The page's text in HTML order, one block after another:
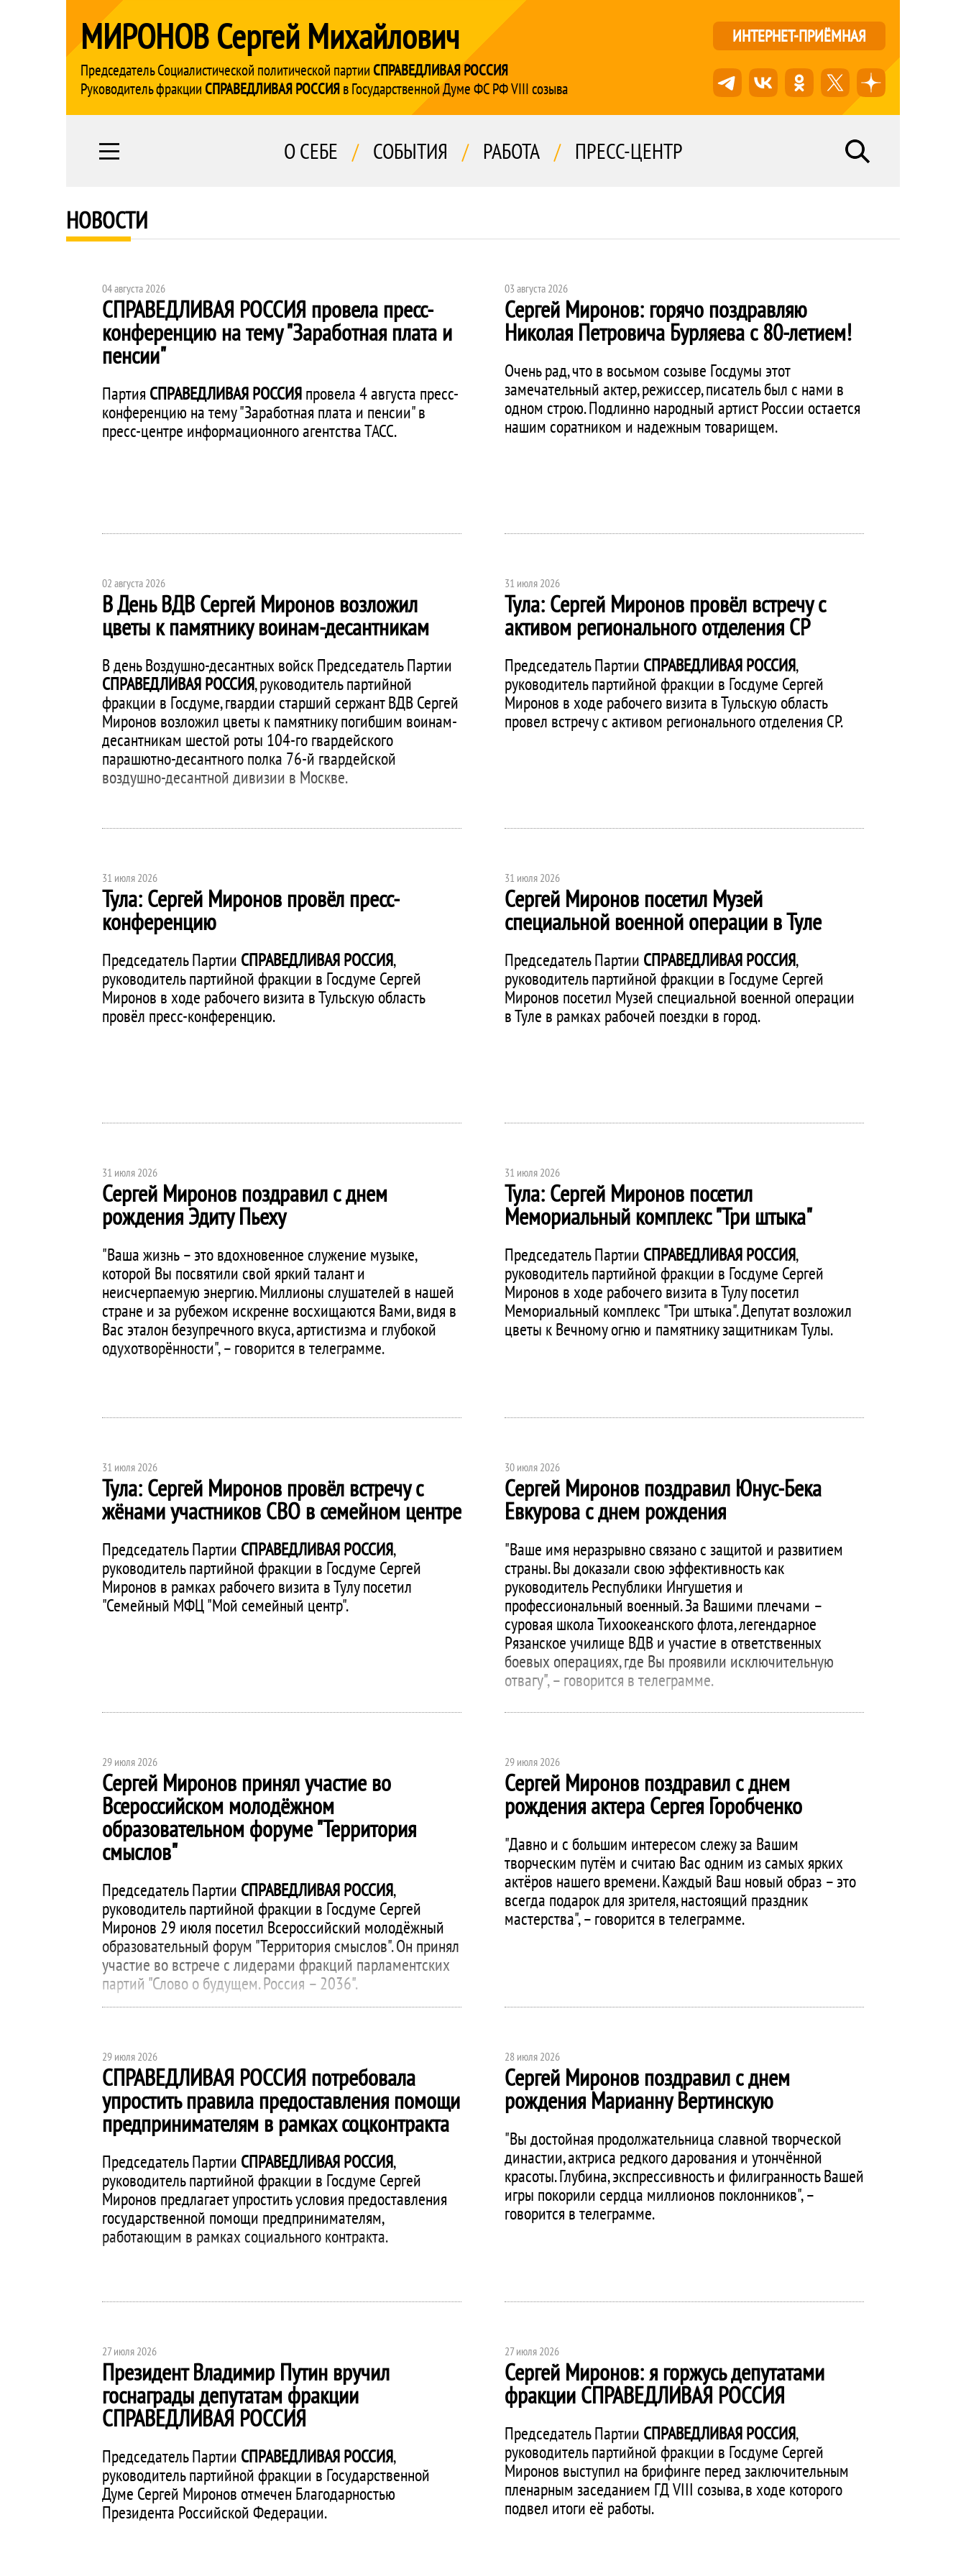
МИРОНОВ Сергей Михайлович
Председатель Социалистической политической партии СПРАВЕДЛИВАЯ РОССИЯ
Руководитель фракции СПРАВЕДЛИВАЯ РОССИЯв Государственной Думе ФС РФ VIII созыва
ИНТЕРНЕТ-ПРИЁМНАЯ
О СЕБЕ / СОБЫТИЯ / РАБОТА / ПРЕСС-ЦЕНТР
НОВОСТИ
04 августа 2026
СПРАВЕДЛИВАЯ РОССИЯ провела пресс-
конференцию на тему "Заработная плата и
пенсии"
Партия СПРАВЕДЛИВАЯ РОССИЯпровела 4 августа пресс-
конференцию на тему "Заработная плата и пенсии" в
пресс-центре информационного агентства ТАСС.
03 августа 2026
Сергей Миронов: горячо поздравляю
Николая Петровича Бурляева с 80-летием!
Очень рад, что в восьмом созыве Госдумы этот
замечательный актер, режиссер, писатель был с нами в
одном строю. Подлинно народный артист России остается
нашим соратником и надежным товарищем.
02 августа 2026
В День ВДВ Сергей Миронов возложил
цветы к памятнику воинам-десантникам
В день Воздушно-десантных войск Председатель Партии
СПРАВЕДЛИВАЯ РОССИЯ, руководитель партийной
фракции в Госдуме, гвардии старший сержант ВДВ Сергей
Миронов возложил цветы к памятнику погибшим воинам-
десантникам шестой роты 104-го гвардейского
парашютно-десантного полка 76-й гвардейской
воздушно-десантной дивизии в Москве.
31 июля 2026
Тула: Сергей Миронов провёл встречу с
активом регионального отделения СР
Председатель Партии СПРАВЕДЛИВАЯ РОССИЯ,
руководитель партийной фракции в Госдуме Сергей
Миронов в ходе рабочего визита в Тульскую область
провел встречу с активом регионального отделения СР.
31 июля 2026
Тула: Сергей Миронов провёл пресс-
конференцию
Председатель Партии СПРАВЕДЛИВАЯ РОССИЯ,
руководитель партийной фракции в Госдуме Сергей
Миронов в ходе рабочего визита в Тульскую область
провёл пресс-конференцию.
31 июля 2026
Сергей Миронов посетил Музей
специальной военной операции в Туле
Председатель Партии СПРАВЕДЛИВАЯ РОССИЯ,
руководитель партийной фракции в Госдуме Сергей
Миронов посетил Музей специальной военной операции
в Туле в рамках рабочей поездки в город.
31 июля 2026
Сергей Миронов поздравил с днем
рождения Эдиту Пьеху
"Ваша жизнь – это вдохновенное служение музыке,
которой Вы посвятили свой яркий талант и
неисчерпаемую энергию. Миллионы слушателей в нашей
стране и за рубежом искренне восхищаются Вами, видя в
Вас эталон безупречного вкуса, артистизма и глубокой
одухотворённости", – говорится в телеграмме.
31 июля 2026
Тула: Сергей Миронов посетил
Мемориальный комплекс "Три штыка"
Председатель Партии СПРАВЕДЛИВАЯ РОССИЯ,
руководитель партийной фракции в Госдуме Сергей
Миронов в ходе рабочего визита в Тулу посетил
Мемориальный комплекс "Три штыка". Депутат возложил
цветы к Вечному огню и памятнику защитникам Тулы.
31 июля 2026
Тула: Сергей Миронов провёл встречу с
жёнами участников СВО в семейном центре
Председатель Партии СПРАВЕДЛИВАЯ РОССИЯ,
руководитель партийной фракции в Госдуме Сергей
Миронов в рамках рабочего визита в Тулу посетил
"Семейный МФЦ "Мой семейный центр".
30 июля 2026
Сергей Миронов поздравил Юнус-Бека
Евкурова с днем рождения
"Ваше имя неразрывно связано с защитой и развитием
страны. Вы доказали свою эффективность как
руководитель Республики Ингушетия и
профессиональный военный. За Вашими плечами –
суровая школа Тихоокеанского флота, легендарное
Рязанское училище ВДВ и участие в ответственных
боевых операциях, где Вы проявили исключительную
отвагу", – говорится в телеграмме.
29 июля 2026
Сергей Миронов принял участие во
Всероссийском молодёжном
образовательном форуме "Территория
смыслов"
Председатель Партии СПРАВЕДЛИВАЯ РОССИЯ,
руководитель партийной фракции в Госдуме Сергей
Миронов 29 июля посетил Всероссийский молодёжный
образовательный форум "Территория смыслов". Он принял
участие во встрече с лидерами фракций парламентских
партий "Слово о будущем. Россия – 2036".
29 июля 2026
Сергей Миронов поздравил с днем
рождения актера Сергея Горобченко
"Давно и с большим интересом слежу за Вашим
творческим путём и считаю Вас одним из самых ярких
актёров нашего времени. Каждый Ваш новый образ – это
всегда подарок для зрителя, настоящий праздник
мастерства", – говорится в телеграмме.
29 июля 2026
СПРАВЕДЛИВАЯ РОССИЯ потребовала
упростить правила предоставления помощи
предпринимателям в рамках соцконтракта
Председатель Партии СПРАВЕДЛИВАЯ РОССИЯ,
руководитель партийной фракции в Госдуме Сергей
Миронов предлагает упростить условия предоставления
государственной помощи предпринимателям,
работающим в рамках социального контракта.
28 июля 2026
Сергей Миронов поздравил с днем
рождения Марианну Вертинскую
"Вы достойная продолжательница славной творческой
династии, актриса редкого дарования и утончённой
красоты. Глубина, экспрессивность и филигранность Вашей
игры покорили сердца миллионов поклонников", –
говорится в телеграмме.
27 июля 2026
Президент Владимир Путин вручил
госнаграды депутатам фракции
СПРАВЕДЛИВАЯ РОССИЯ
Председатель Партии СПРАВЕДЛИВАЯ РОССИЯ,
руководитель партийной фракции в Государственной
Думе Сергей Миронов отмечен Благодарностью
Президента Российской Федерации.
27 июля 2026
Сергей Миронов: я горжусь депутатами
фракцииСПРАВЕДЛИВАЯ РОССИЯ
Председатель Партии СПРАВЕДЛИВАЯ РОССИЯ,
руководитель партийной фракции в Госдуме Сергей
Миронов выступил на брифинге перед заключительным
пленарным заседанием ГД VIII созыва, в ходе которого
подвел итоги её работы.